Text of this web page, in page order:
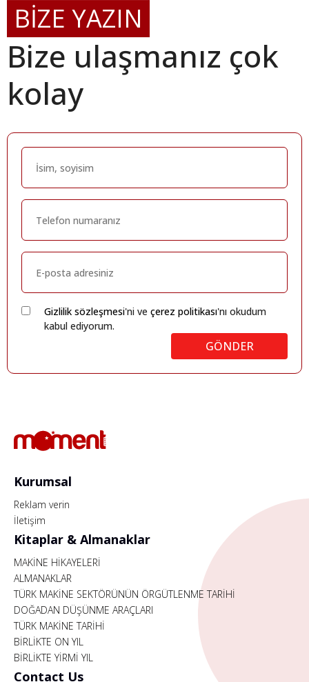
BİZE YAZIN
Bize ulaşmanız çok
kolay
Gizlilik sözleşmesi'ni ve çerez politikası'nı okudum
kabul ediyorum.
GÖNDER
Kurumsal
Reklam verin
İletişim
Kitaplar & Almanaklar
MAKİNE HİKAYELERİ
ALMANAKLAR
TÜRK MAKİNE SEKTÖRÜNÜN ÖRGÜTLENME TARİHİ
DOĞADAN DÜŞÜNME ARAÇLARI
TÜRK MAKİNE TARİHİ
BİRLİKTE ON YIL
BİRLİKTE YİRMİ YIL
Contact Us